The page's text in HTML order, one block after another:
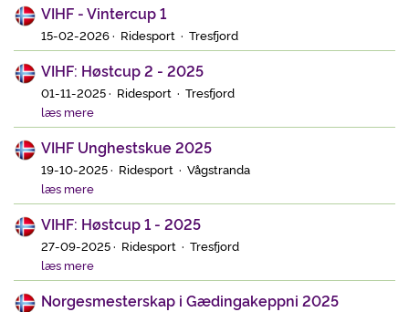
VIHF - Vintercup 1
15-02-2026 · Ridesport · Tresfjord
VIHF: Høstcup 2 - 2025
01-11-2025 · Ridesport · Tresfjord
læs mere
VIHF Unghestskue 2025
19-10-2025 · Ridesport · Vågstranda
læs mere
VIHF: Høstcup 1 - 2025
27-09-2025 · Ridesport · Tresfjord
læs mere
Norgesmesterskap i Gædingakeppni 2025